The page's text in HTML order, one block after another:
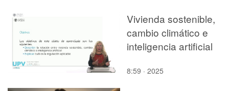
Vivienda sostenible,
cambio climático e
inteligencia artificial
8:59 · 2025